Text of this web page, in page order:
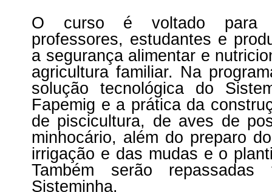
O curso é voltado para
professores, estudantes e
a segurança alimentar e
agricultura familiar. Na
solução tecnológica do
Fapemig e a prática da
de piscicultura, de aves de
minhocário, além do preparo
irrigação e das mudas e o
Também serão
Sisteminha.